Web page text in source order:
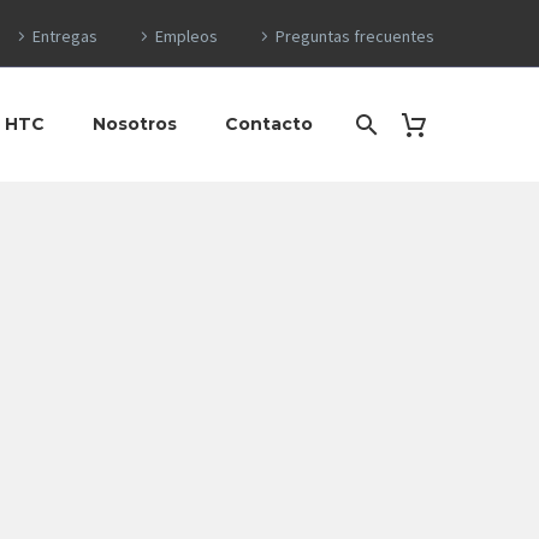
Entregas Empleos Preguntas frecuentes
Nosotros Contacto